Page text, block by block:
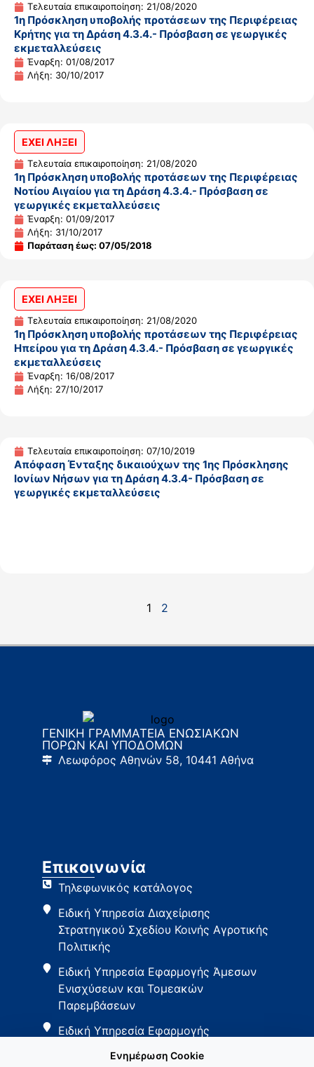
Τελευταία επικαιροποίηση: 21/08/2020
1η Πρόσκληση υποβολής προτάσεων της Περιφέρειας
Κρήτης για τη Δράση 4.3.4.- Πρόσβαση σε γεωργικές
εκμεταλλεύσεις
Έναρξη: 01/08/2017
Λήξη: 30/10/2017
ΕΧΕΙ ΛΗΞΕΙ
Τελευταία επικαιροποίηση: 21/08/2020
1η Πρόσκληση υποβολής προτάσεων της Περιφέρειας
Νοτίου Αιγαίου για τη Δράση 4.3.4.- Πρόσβαση σε
γεωργικές εκμεταλλεύσεις
Έναρξη: 01/09/2017
Λήξη: 31/10/2017
Παράταση έως: 07/05/2018
ΕΧΕΙ ΛΗΞΕΙ
Τελευταία επικαιροποίηση: 21/08/2020
1η Πρόσκληση υποβολής προτάσεων της Περιφέρειας
Ηπείρου για τη Δράση 4.3.4.- Πρόσβαση σε γεωργικές
εκμεταλλεύσεις
Έναρξη: 16/08/2017
Λήξη: 27/10/2017
Τελευταία επικαιροποίηση: 07/10/2019
Απόφαση Ένταξης δικαιούχων της 1ης Πρόσκλησης
Ιονίων Νήσων για τη Δράση 4.3.4- Πρόσβαση σε
γεωργικές εκμεταλλεύσεις
1 2
ΓΕΝΙΚΗ ΓΡΑΜΜΑΤΕΙΑ ΕΝΩΣΙΑΚΩΝ
ΠΟΡΩΝ ΚΑΙ ΥΠΟΔΟΜΩΝ
Λεωφόρος Αθηνών 58, 10441 Αθήνα
Επικοινωνία
Τηλεφωνικός κατάλογος
Ειδική Υπηρεσία Διαχείρισης
Στρατηγικού Σχεδίου Κοινής Αγροτικής
Πολιτικής
Ειδική Υπηρεσία Εφαρμογής Άμεσων
Ενισχύσεων και Τομεακών
Παρεμβάσεων
Ειδική Υπηρεσία Εφαρμογής
Ενημέρωση Cookie